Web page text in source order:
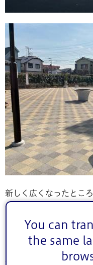
You can
the same
新しく広くなったとこ
りました！
車椅子の方でも楽しめ
生まれ変わっています。
ぜひ、足を運んでみて